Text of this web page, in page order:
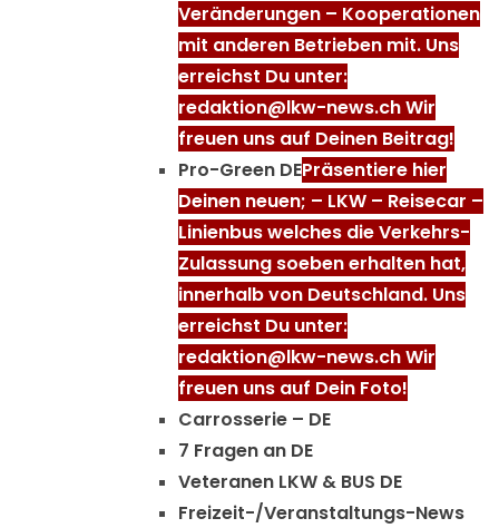
Veränderungen – Kooperationen
mit anderen Betrieben mit. Uns
erreichst Du unter:
redaktion@lkw-news.ch Wir
freuen uns auf Deinen Beitrag!
Pro-Green DEPräsentiere hier
Deinen neuen; – LKW – Reisecar –
Linienbus welches die Verkehrs-
Zulassung soeben erhalten hat,
innerhalb von Deutschland. Uns
erreichst Du unter:
redaktion@lkw-news.ch Wir
freuen uns auf Dein Foto!
Carrosserie – DE
7 Fragen an DE
Veteranen LKW & BUS DE
Freizeit-/Veranstaltungs-News